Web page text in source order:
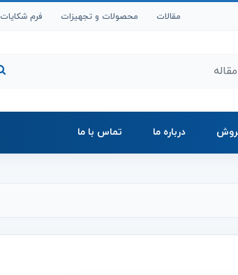
مقالات محصولات و تجهیزات فرم شکایات
درباره ما تماس با ما